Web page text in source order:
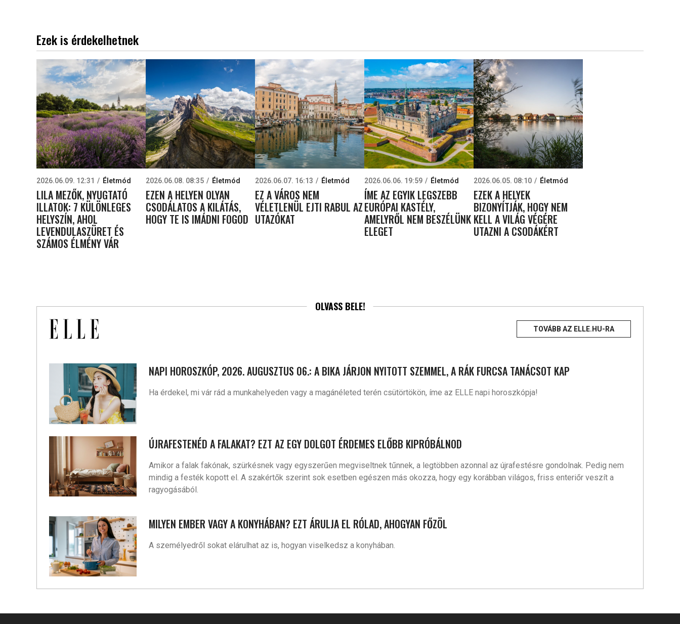
Ezek is érdekelhetnek
2026.06.09. 12:31 Életmód
LILA MEZŐK, NYUGTATÓ
ILLATOK: 7 KÜLÖNLEGES
HELYSZÍN, AHOL
LEVENDULASZÜRET ÉS
SZÁMOS ÉLMÉNY VÁR
2026.06.08. 08:35 Életmód
EZEN A HELYEN OLYAN
CSODÁLATOS A KILÁTÁS,
HOGY TE IS IMÁDNI FOGOD
2026.06.07. 16:13 Életmód
EZ A VÁROS NEM
VÉLETLENÜL EJTI RABUL AZ
UTAZÓKAT
2026.06.06. 19:59 Életmód
ÍME AZ EGYIK LEGSZEBB
EURÓPAI KASTÉLY,
AMELYRŐL NEM BESZÉLÜNK
ELEGET
2026.06.05. 08:10 Életmód
EZEK A HELYEK
BIZONYÍTJÁK, HOGY NEM
KELL A VILÁG VÉGÉRE
UTAZNI A CSODÁKÉRT
OLVASS BELE!
TOVÁBB AZ ELLE.HU-RA
NAPI HOROSZKÓP, 2026. AUGUSZTUS 06.: A BIKA JÁRJON NYITOTT SZEMMEL, A RÁK FURCSA TANÁCSOT KAP
Ha érdekel, mi vár rád a munkahelyeden vagy a magánéleted terén csütörtökön, íme az ELLE napi horoszkópja!
ÚJRAFESTENÉD A FALAKAT? EZT AZ EGY DOLGOT ÉRDEMES ELŐBB KIPRÓBÁLNOD
Amikor a falak fakónak, szürkésnek vagy egyszerűen megviseltnek tűnnek, a legtöbben azonnal az újrafestésre gondolnak. Pedig nem
mindig a festék kopott el. A szakértők szerint sok esetben egészen más okozza, hogy egy korábban világos, friss enteriőr veszít a
ragyogásából.
MILYEN EMBER VAGY A KONYHÁBAN? EZT ÁRULJA EL RÓLAD, AHOGYAN FŐZÖL
A személyedről sokat elárulhat az is, hogyan viselkedsz a konyhában.